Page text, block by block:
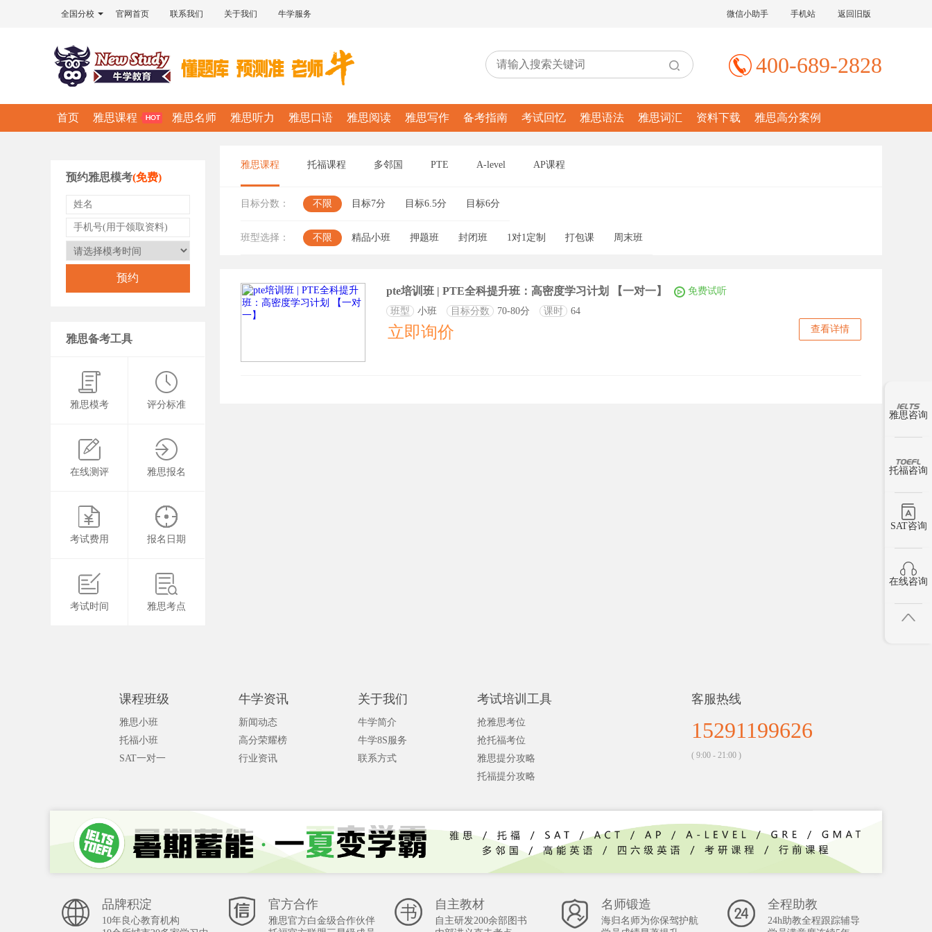
全国分校 官网首页 联系我们 关于我们 牛学服务 微信小助手 手机站 返回旧版
400-689-2828
首页 雅思课程 雅思名师 雅思听力 雅思口语 雅思阅读 雅思写作 备考指南 考试回忆 雅思语法 雅思词汇 资料下载 雅思高分案例
预约雅思模考(免费)
雅思备考工具
雅思模考 评分标准
在线测评 雅思报名
考试费用 报名日期
考试时间 雅思考点
雅思课程 托福课程 多邻国 PTE A-level AP课程
目标分数： 不限 目标7分 目标6.5分 目标6分
班型选择： 不限 精品小班 押题班 封闭班 1对1定制 打包课 周末班
pte培训班 | PTE全科提升班：高密度学习计划 【一对一】
免费试听
班型
小班 目标分数 70-80分 课时 64
立即询价 查看详情
课程班级
雅思小班
托福小班
SAT一对一
牛学资讯
新闻动态
高分荣耀榜
行业资讯
关于我们
牛学简介
牛学8S服务
联系方式
考试培训工具
抢雅思考位
抢托福考位
雅思提分攻略
托福提分攻略
客服热线
15291199626
( 9:00 - 21:00 )
品牌积淀
10年良心教育机构
官方合作
雅思官方白金级合作伙伴
自主教材
自主研发200余部图书
名师锻造
海归名师为你保驾护航
全程助教
24h助教全程跟踪辅导
雅思咨询
托福咨询
SAT咨询
在线咨询